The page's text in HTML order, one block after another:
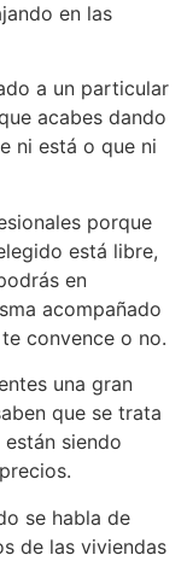
en las
a un particular
acabes dando
ni está o que ni
porque
está libre,
en
acompañado
convence o no.
una gran
que se trata
siendo
se habla de
de las viviendas